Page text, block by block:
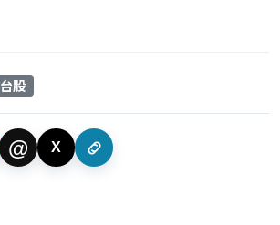
台股
@ X